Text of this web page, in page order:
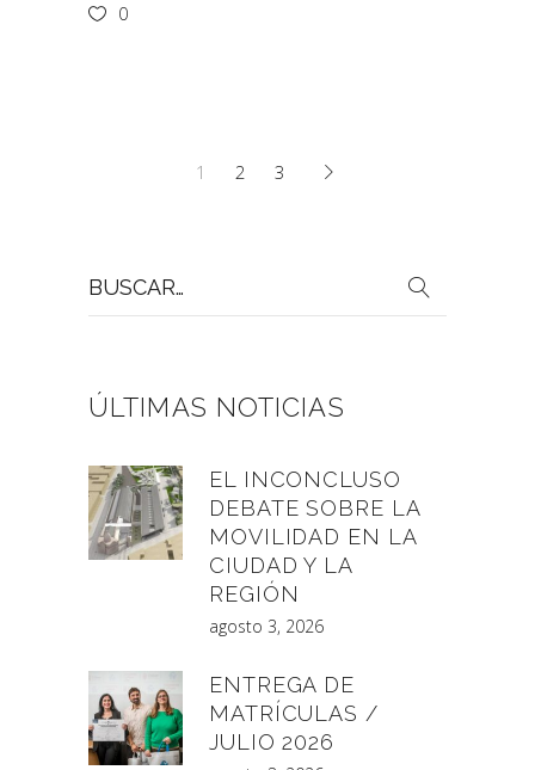
0
1 2 3
por:
ÚLTIMAS NOTICIAS
EL INCONCLUSO
DEBATE SOBRE LA
MOVILIDAD EN LA
CIUDAD Y LA
REGIÓN
agosto 3, 2026
ENTREGA DE
MATRÍCULAS /
JULIO 2026